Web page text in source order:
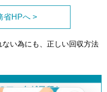
省HPへ >
い為にも、正しい回収方法